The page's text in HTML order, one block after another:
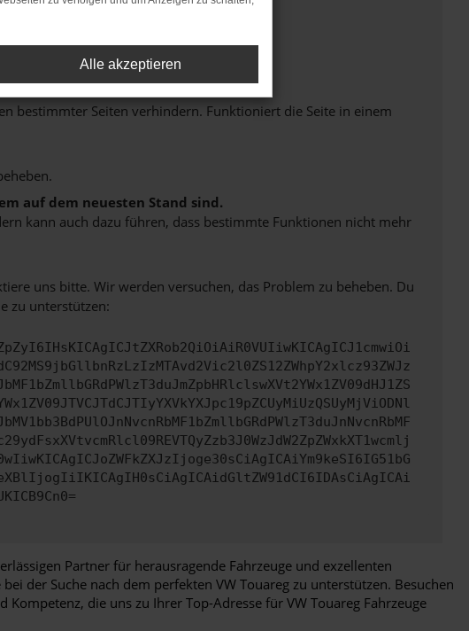
bestimmter Seiten verhindern. Funktioniert die Seite in einem
auf dem neuesten Stand sind.
kann auch dazu führen, dass bestimmte Funktionen nicht mehr
uns bitte. Wir werden versuchen, das Problem zu beheben. Du
zu unterstützen:
Partner für herausragende Fahrzeuge und exzellenten
der Suche nach dem perfekten VW Touareg zu unterstützen. Besuchen
die uns zu Ihrer Top-Adresse für VW Touareg Fahrzeuge
Alle akzeptieren